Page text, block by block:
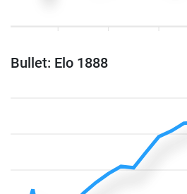
Bullet: Elo 1888